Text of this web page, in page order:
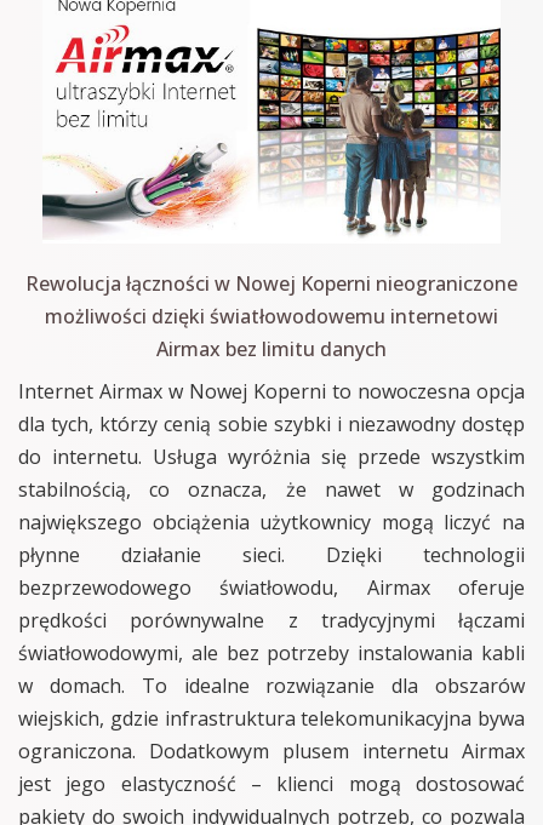
Rewolucja łączności w Nowej Koperni nieograniczone
możliwości dzięki światłowodowemu internetowi
Airmax bez limitu danych
Internet Airmax w Nowej Koperni to nowoczesna opcja
dla tych, którzy cenią sobie szybki i niezawodny dostęp
do internetu. Usługa wyróżnia się przede wszystkim
stabilnością, co oznacza, że nawet w godzinach
największego obciążenia użytkownicy mogą liczyć na
płynne działanie sieci. Dzięki technologii
bezprzewodowego światłowodu, Airmax oferuje
prędkości porównywalne z tradycyjnymi łączami
światłowodowymi, ale bez potrzeby instalowania kabli
w domach. To idealne rozwiązanie dla obszarów
wiejskich, gdzie infrastruktura telekomunikacyjna bywa
ograniczona. Dodatkowym plusem internetu Airmax
jest jego elastyczność – klienci mogą dostosować
pakiety do swoich indywidualnych potrzeb, co pozwala